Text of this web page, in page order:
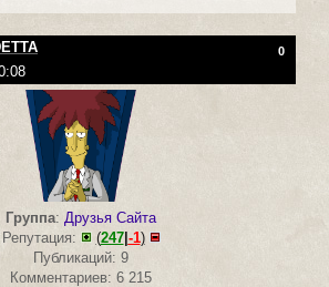
0
Группа: Друзья Сайта
Репутация:
(247|-1)
Публикаций: 9
Комментариев: 6 215